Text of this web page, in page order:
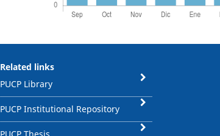
Related links
PUCP Library
PUCP Institutional Repository